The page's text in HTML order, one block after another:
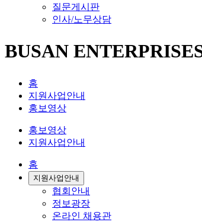
질문게시판
인사/노무상담
BUSAN
홈
지원사업안내
홍보영상
홍보영상
지원사업안내
홈
지원사업안내
협회안내
정보광장
온라인 채용관